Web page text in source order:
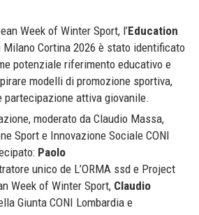
Week of Winter Sport, l’Education
Milano Cortina 2026 è stato identificato
potenziale riferimento educativo e
modelli di promozione sportiva,
attiva giovanile.
moderato da Claudio Massa,
Sport e Innovazione Sociale CONI
Paolo
unico de L’ORMA ssd e Project
Week of Winter Sport, Claudio
Giunta CONI Lombardia e